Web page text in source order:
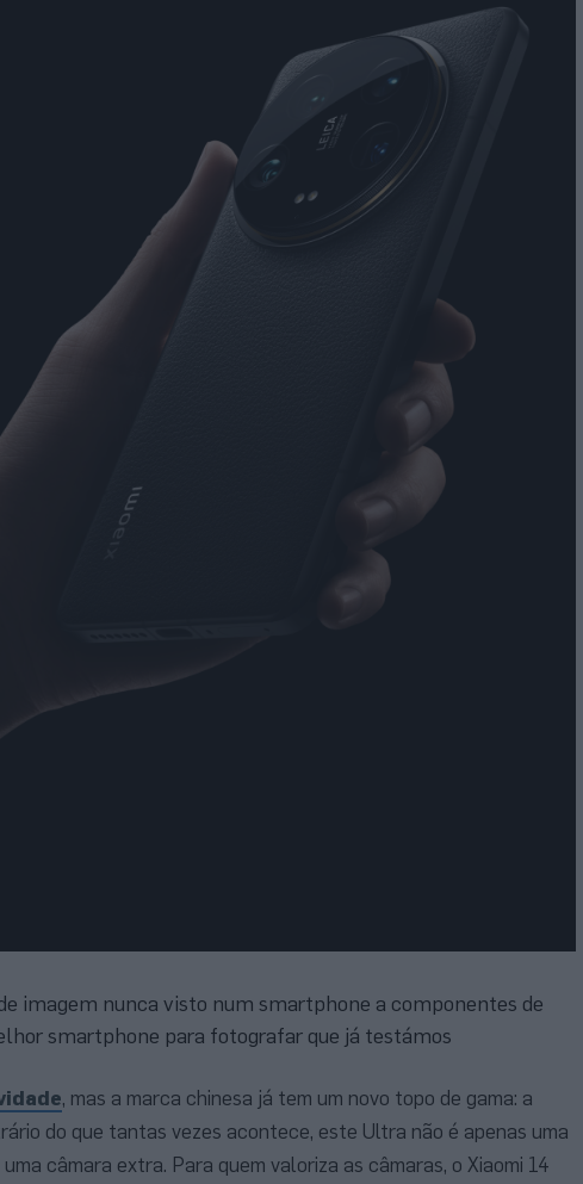
imagem nunca visto num smartphone a componentes de
smartphone para fotografar que já testámos
, mas a marca chinesa já tem um novo topo de gama: a
do que tantas vezes acontece, este Ultra não é apenas uma
câmara extra. Para quem valoriza as câmaras, o Xiaomi 14